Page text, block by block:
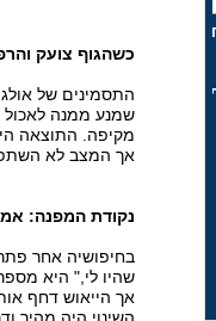
כשהגוף צועק
התסמינים של
שמנע ממנה לאכול
מקיפה. התוצאה
אך המצב לא
נקודת המפנה:
שהיו לי," היא
אך הייאוש דחף